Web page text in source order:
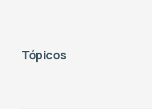
Tópicos